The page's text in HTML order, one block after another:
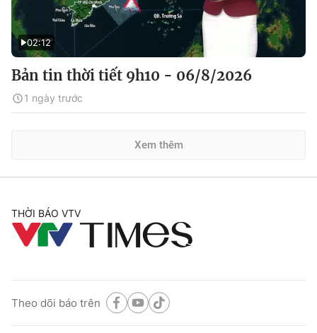
02:12
Bản tin thời tiết 9h10 - 06/8/2026
1 ngày trước
Xem thêm
THỜI BÁO VTV
Theo dõi báo trên